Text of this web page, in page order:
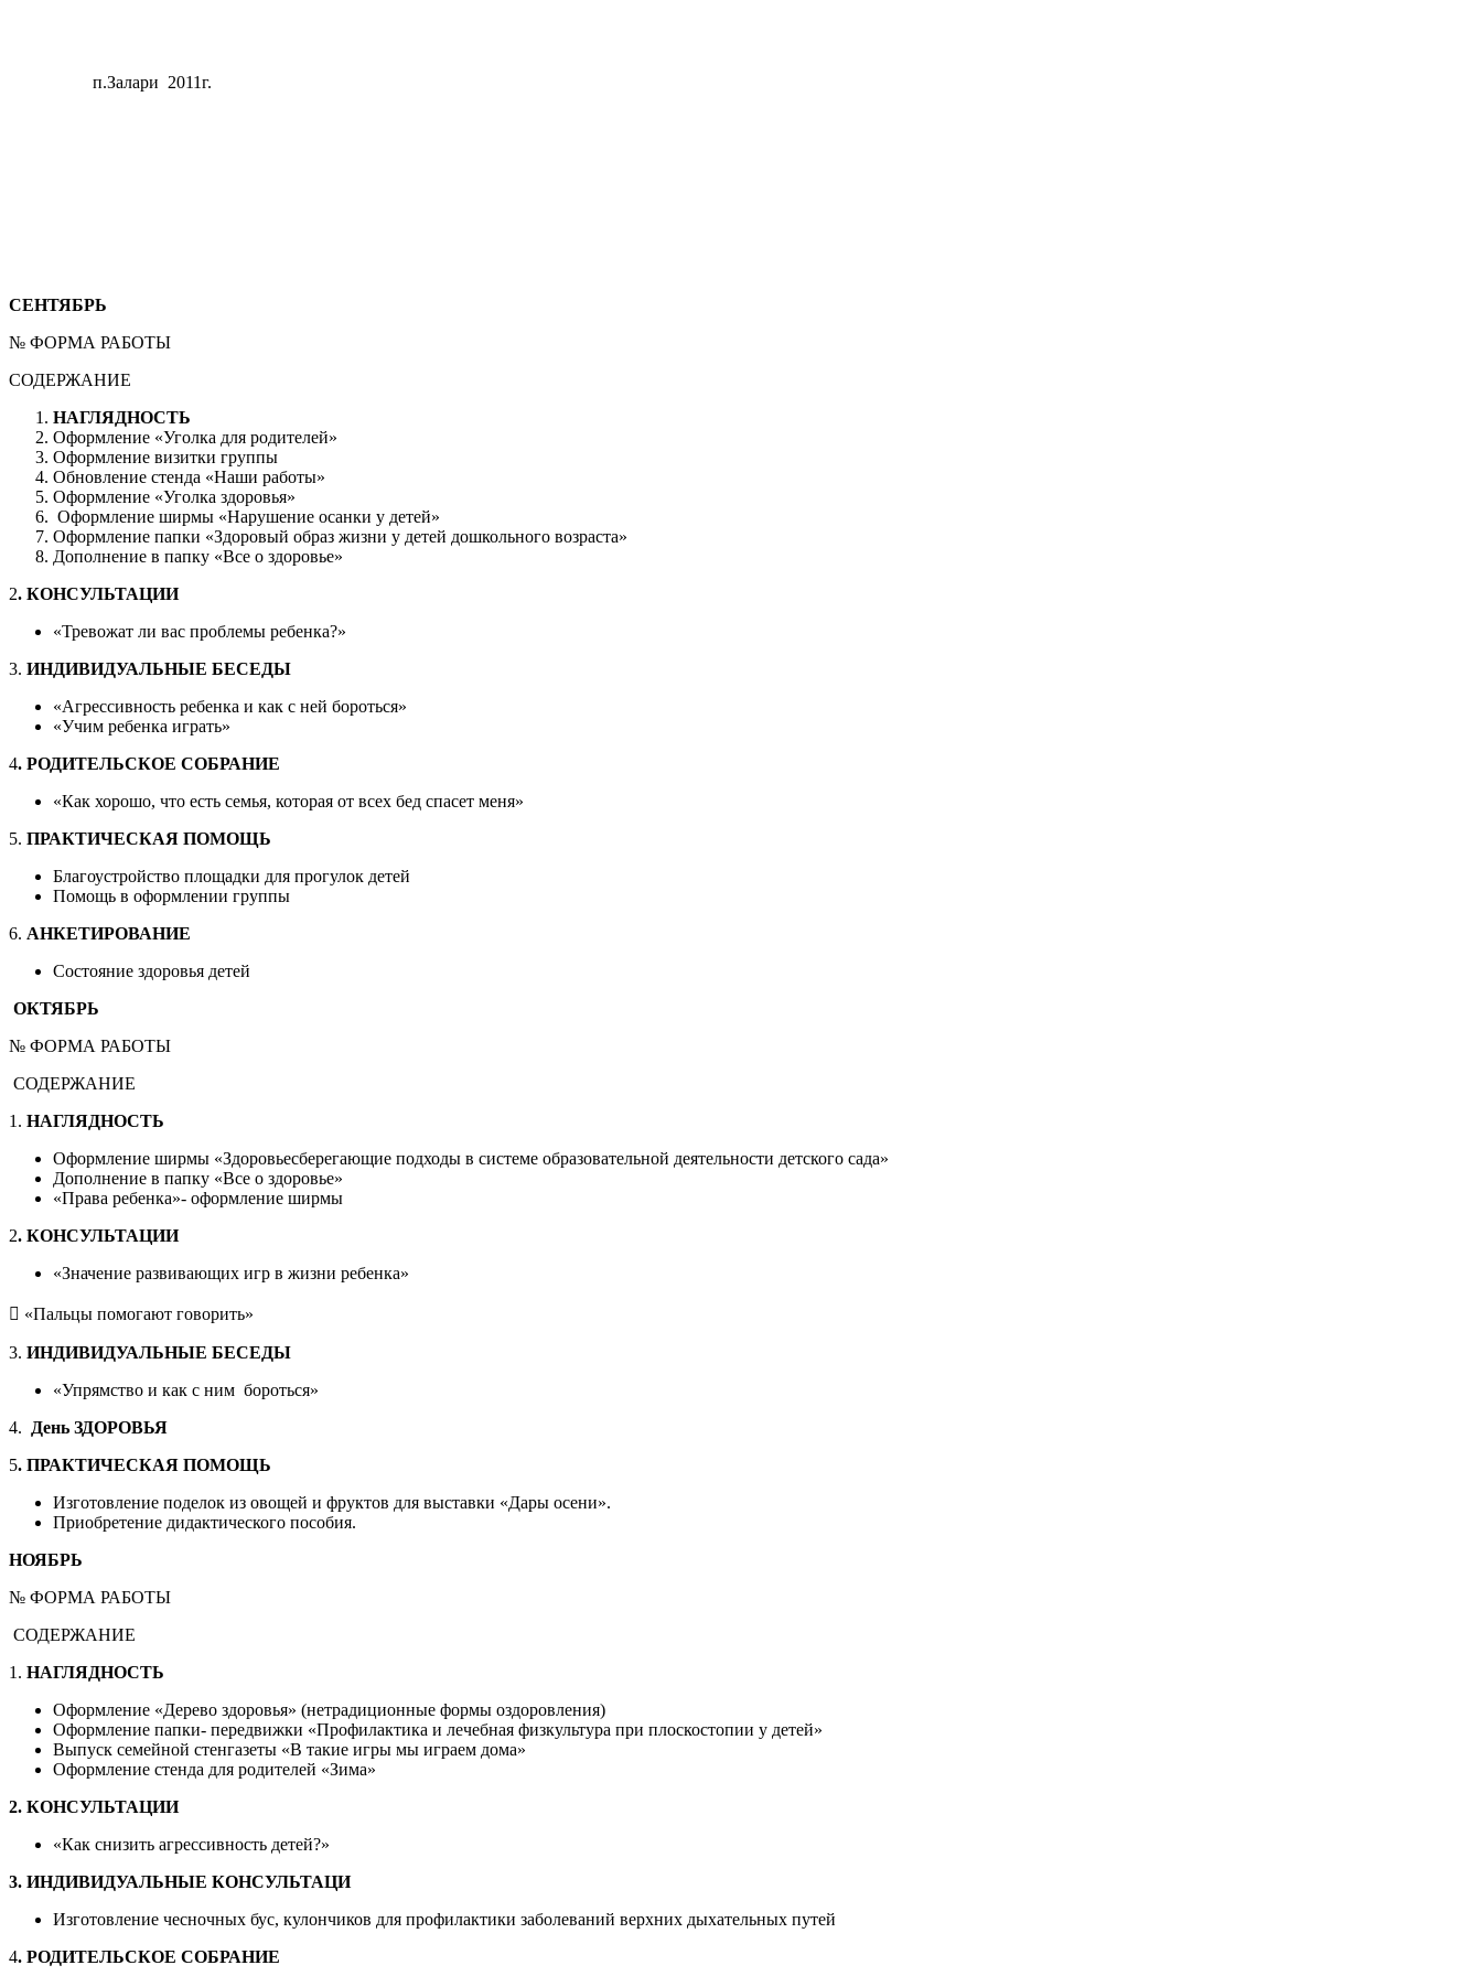
п.Залари 2011г.
СЕНТЯБРЬ
№ ФОРМА РАБОТЫ
СОДЕРЖАНИЕ
НАГЛЯДНОСТЬ
Оформление «Уголка для родителей»
Оформление визитки группы
Обновление стенда «Наши работы»
Оформление «Уголка здоровья»
Оформление ширмы «Нарушение осанки у детей»
Оформление папки «Здоровый образ жизни у детей дошкольного возраста»
Дополнение в папку «Все о здоровье»
2. КОНСУЛЬТАЦИИ
«Тревожат ли вас проблемы ребенка?»
3. ИНДИВИДУАЛЬНЫЕ БЕСЕДЫ
«Агрессивность ребенка и как с ней бороться»
«Учим ребенка играть»
4. РОДИТЕЛЬСКОЕ СОБРАНИЕ
«Как хорошо, что есть семья, которая от всех бед спасет меня»
5. ПРАКТИЧЕСКАЯ ПОМОЩЬ
Благоустройство площадки для прогулок детей
Помощь в оформлении группы
6. АНКЕТИРОВАНИЕ
Состояние здоровья детей
ОКТЯБРЬ
№ ФОРМА РАБОТЫ
СОДЕРЖАНИЕ
1. НАГЛЯДНОСТЬ
Оформление ширмы «Здоровьесберегающие подходы в системе образовательной деятельности детского сада»
Дополнение в папку «Все о здоровье»
«Права ребенка»- оформление ширмы
2. КОНСУЛЬТАЦИИ
«Значение развивающих игр в жизни ребенка»
 «Пальцы помогают говорить»
3. ИНДИВИДУАЛЬНЫЕ БЕСЕДЫ
«Упрямство и как с ним бороться»
4.
День ЗДОРОВЬЯ
5. ПРАКТИЧЕСКАЯ ПОМОЩЬ
Изготовление поделок из овощей и фруктов для выставки «Дары осени».
Приобретение дидактического пособия.
НОЯБРЬ
№ ФОРМА РАБОТЫ
СОДЕРЖАНИЕ
1. НАГЛЯДНОСТЬ
Оформление «Дерево здоровья» (нетрадиционные формы оздоровления)
Оформление папки- передвижки «Профилактика и лечебная физкультура при плоскостопии у детей»
Выпуск семейной стенгазеты «В такие игры мы играем дома»
Оформление стенда для родителей «Зима»
2. КОНСУЛЬТАЦИИ
«Как снизить агрессивность детей?»
3. ИНДИВИДУАЛЬНЫЕ КОНСУЛЬТАЦИ
Изготовление чесночных бус, кулончиков для профилактики заболеваний верхних дыхательных путей
4. РОДИТЕЛЬСКОЕ СОБРАНИЕ